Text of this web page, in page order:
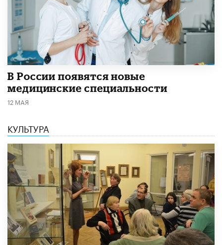
В России появятся новые
медицинские специальности
12 МАЯ
КУЛЬТУРА